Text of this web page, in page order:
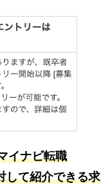
イナビ転職
して紹介できる求